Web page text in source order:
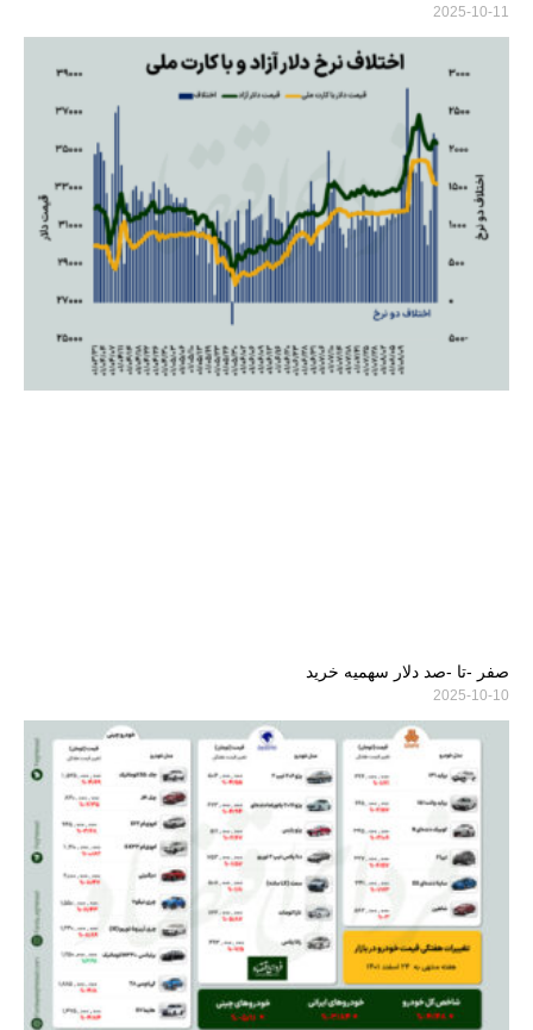
2025-10-11
صفر -تا -صد دلار سهمیه خرید
2025-10-10